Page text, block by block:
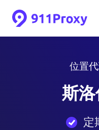
位置
斯
定